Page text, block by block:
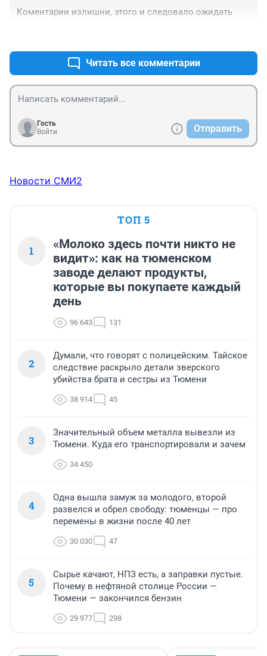
Коментарии излишни, этого и следовало ожидать
Читать все комментарии
Гость
Войти
Отправить
Новости СМИ2
ТОП 5
1
«Молоко здесь почти никто не
видит»: как на тюменском
заводе делают продукты,
которые вы покупаете каждый
день
96 643 131
2
Думали, что говорят с полицейским. Тайское
следствие раскрыло детали зверского
убийства брата и сестры из Тюмени
38 914 45
3
Значительный объем металла вывезли из
Тюмени. Куда его транспортировали и зачем
34 450
4
Одна вышла замуж за молодого, второй
развелся и обрел свободу: тюменцы — про
перемены в жизни после 40 лет
30 030 47
5
Сырье качают, НПЗ есть, а заправки пустые.
Почему в нефтяной столице России —
Тюмени — закончился бензин
29 977 298